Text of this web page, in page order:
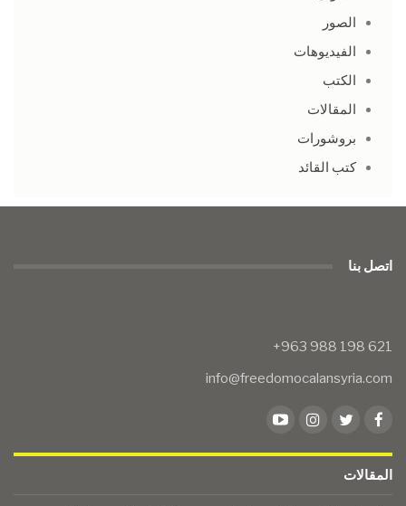
الصور
الفيديوهات
الكتب
المقالات
بروشورات
كتب القائد
اتصل بنا
info@freedomocalansyria.com
المقالات